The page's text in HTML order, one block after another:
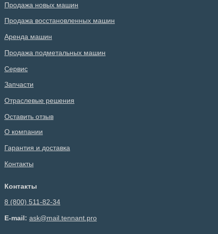
Продажа новых машин
Продажа восстановленных машин
Аренда машин
Продажа подметальных машин
Сервис
Запчасти
Отраслевые решения
Оставить отзыв
О компании
Гарантия и доставка
Контакты
Контакты
8 (800) 511-82-34
E-mail: ask@mail.tennant.pro